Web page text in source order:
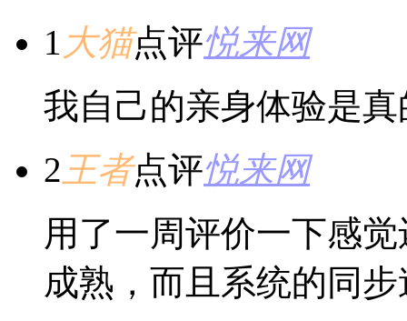
1 大猫点评悦来网
我自己的亲身体验是
2 王者点评悦来网
用了一周评价一下感
成熟，而且系统的同